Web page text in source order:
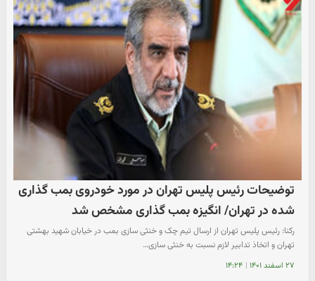
توضیحات رئیس پلیس تهران در مورد خودروی بمب گذاری
شده در تهران/ انگیزه بمب گذاری مشخص شد
رکنا: رئیس پلیس تهران از ارسال تیم چک و خنثی سازی بمب در خیابان شهید بهشتی
تهران و اتخاذ تدابیر لازم نسبت به خنثی سازی…
۲۷ اسفند ۱۴۰۱ | ۱۴:۲۴